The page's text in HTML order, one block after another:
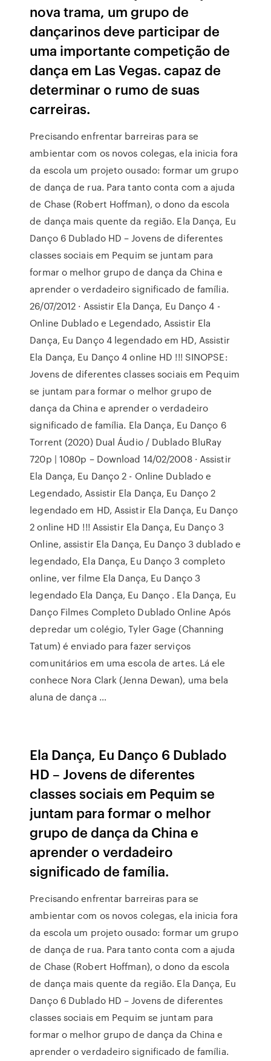
nova trama, um grupo de
dançarinos deve participar de
uma importante competição de
dança em Las Vegas. capaz de
determinar o rumo de suas
carreiras.
Precisando enfrentar barreiras para se
ambientar com os novos colegas, ela inicia fora
da escola um projeto ousado: formar um grupo
de dança de rua. Para tanto conta com a ajuda
de Chase (Robert Hoffman), o dono da escola
de dança mais quente da região. Ela Dança, Eu
Danço 6 Dublado HD – Jovens de diferentes
classes sociais em Pequim se juntam para
formar o melhor grupo de dança da China e
aprender o verdadeiro significado de família.
26/07/2012 · Assistir Ela Dança, Eu Danço 4 -
Online Dublado e Legendado, Assistir Ela
Dança, Eu Danço 4 legendado em HD, Assistir
Ela Dança, Eu Danço 4 online HD !!! SINOPSE:
Jovens de diferentes classes sociais em Pequim
se juntam para formar o melhor grupo de
dança da China e aprender o verdadeiro
significado de família. Ela Dança, Eu Danço 6
Torrent (2020) Dual Áudio / Dublado BluRay
720p | 1080p – Download 14/02/2008 · Assistir
Ela Dança, Eu Danço 2 - Online Dublado e
Legendado, Assistir Ela Dança, Eu Danço 2
legendado em HD, Assistir Ela Dança, Eu Danço
2 online HD !!! Assistir Ela Dança, Eu Danço 3
Online, assistir Ela Dança, Eu Danço 3 dublado e
legendado, Ela Dança, Eu Danço 3 completo
online, ver filme Ela Dança, Eu Danço 3
legendado Ela Dança, Eu Danço . Ela Dança, Eu
Danço Filmes Completo Dublado Online Após
depredar um colégio, Tyler Gage (Channing
Tatum) é enviado para fazer serviços
comunitários em uma escola de artes. Lá ele
conhece Nora Clark (Jenna Dewan), uma bela
aluna de dança …
Ela Dança, Eu Danço 6 Dublado
HD – Jovens de diferentes
classes sociais em Pequim se
juntam para formar o melhor
grupo de dança da China e
aprender o verdadeiro
significado de família.
Precisando enfrentar barreiras para se
ambientar com os novos colegas, ela inicia fora
da escola um projeto ousado: formar um grupo
de dança de rua. Para tanto conta com a ajuda
de Chase (Robert Hoffman), o dono da escola
de dança mais quente da região. Ela Dança, Eu
Danço 6 Dublado HD – Jovens de diferentes
classes sociais em Pequim se juntam para
formar o melhor grupo de dança da China e
aprender o verdadeiro significado de família.